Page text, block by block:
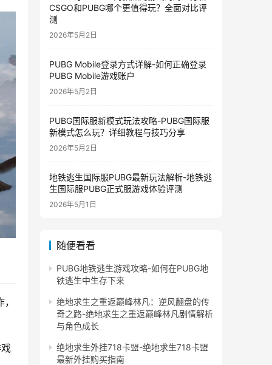
CSGO和PUBG哪个更值得玩？全面对比评
测
2026年5月2日
PUBG Mobile登录方式详解-如何正确登录
PUBG Mobile游戏账户
2026年5月2日
PUBG国际服新模式玩法攻略-PUBG国际服
新模式怎么玩？详细教程与技巧分享
2026年5月2日
地铁逃生国际服PUBG最新玩法解析-地铁逃
生国际服PUBG正式服游戏体验评测
2026年5月1日
随便看看
PUBG地铁逃生游戏攻略-如何在PUBG地
铁逃生中生存下来
绝地求生之重返巅峰林凡：逆风翻盘的传
奇之路-绝地求生之重返巅峰林凡剧情解析
与角色成长
绝地求生外挂718卡盟-绝地求生718卡盟
最新外挂购买指南